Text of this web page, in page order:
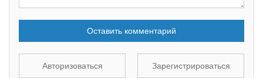
Оставить комментарий
Авторизоваться Зарегистрироваться